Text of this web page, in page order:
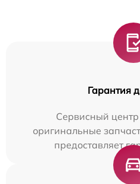
Гарантия
Сервисный
оригинальные
предоставляет